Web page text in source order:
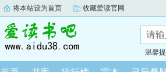
将本站设为首页 收藏爱读官网
温馨